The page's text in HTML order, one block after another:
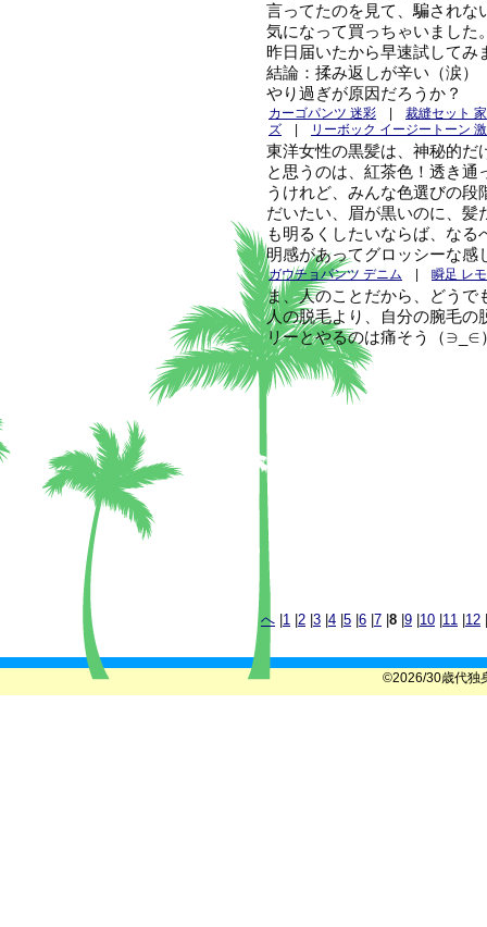
言ってたのを見て、騙されな
気になって買っちゃいました
昨日届いたから早速試してみ
結論：揉み返しが辛い（涙）
やり過ぎが原因だろうか？
カーゴパンツ 迷彩
裁縫セット
ズ
リーボック イージートーン
東洋女性の黒髪は、神秘的だ
と思うのは、紅茶色！透き通
うけれど、みんな色選びの
だいたい、眉が黒いのに、髪
も明るくしたいならば、な
明感があってグロッシーな感
ガウチョパンツ デニム 瞬足 レ
ま、人のことだから、どうで
人の脱毛より、自分の腕毛の
リーとやるのは痛そう（∋_∈
へ 1 2 3 4 5 6 7 8 9 10 11 12
©2026/30歳代独